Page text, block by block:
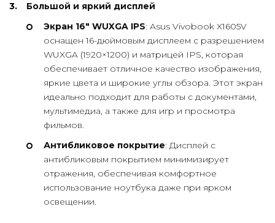
Большой и яркий дисплей
Экран 16″ WUXGA IPS: Asus Vivobook X1605V
оснащен 16-дюймовым дисплеем с разрешением
WUXGA (1920×1200) и матрицей IPS, которая
обеспечивает отличное качество изображения,
яркие цвета и широкие углы обзора. Этот экран
идеально подходит для работы с документами,
мультимедиа, а также для игр и просмотра
фильмов.
Антибликовое покрытие: Дисплей с
антибликовым покрытием минимизирует
отражения, обеспечивая комфортное
использование ноутбука даже при ярком
освещении.